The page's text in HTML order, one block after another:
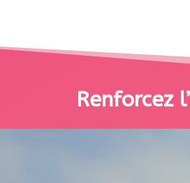
Renforcez